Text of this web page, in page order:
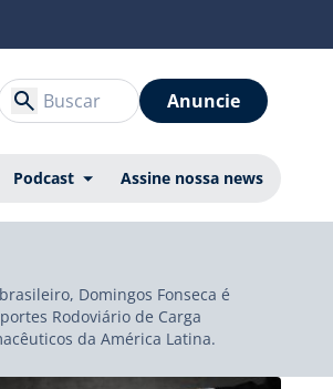
Anuncie
Podcast Assine nossa news
Domingos Fonseca é
Rodoviário de Carga
da América Latina.